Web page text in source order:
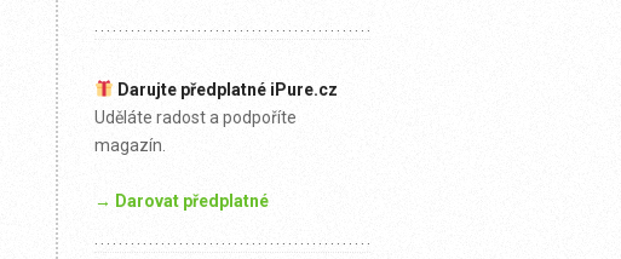
Darujte předplatné iPure.cz
Uděláte radost a podpoříte
magazín.
→ Darovat předplatné